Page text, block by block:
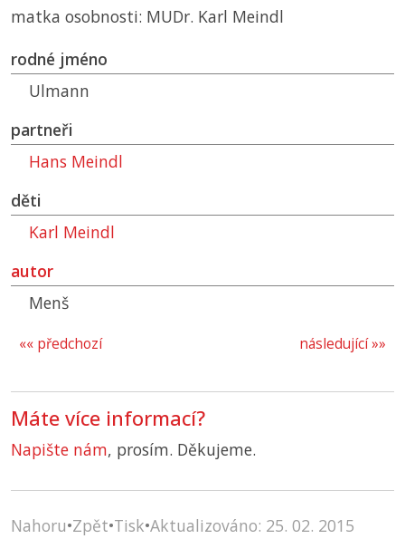
matka osobnosti: MUDr. Karl Meindl
rodné jméno
Ulmann
partneři
Hans Meindl
děti
Karl Meindl
autor
Menš
následující »»
«« předchozí
Máte více informací?
Napište nám, prosím. Děkujeme.
Nahoru•Zpět•Tisk•Aktualizováno: 25. 02. 2015